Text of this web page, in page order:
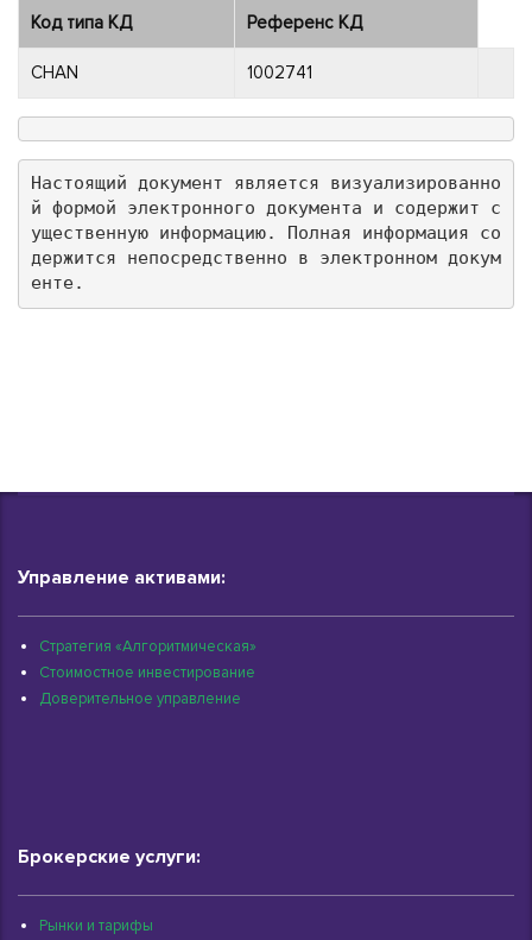
Код типа КД Референс КД
CHAN 1002741
Настоящий документ является визуализированно
й формой электронного документа и содержит с
ущественную информацию. Полная информация со
держится непосредственно в электронном докум
енте.
Управление активами:
Стратегия «Алгоритмическая»
Стоимостное инвестирование
Доверительное управление
Брокерские услуги:
Рынки и тарифы